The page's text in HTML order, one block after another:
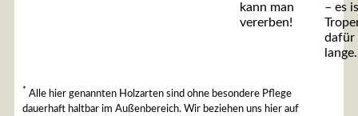
kann man
vererben!
– es
dafür
lange.
* Alle hier genannten Holzarten sind ohne besondere Pflege
dauerhaft haltbar im Außenbereich. Wir beziehen uns hier auf